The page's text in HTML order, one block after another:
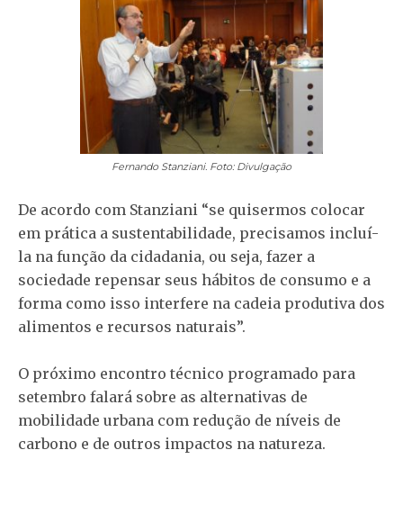
Fernando Stanziani. Foto: Divulgação
De acordo com Stanziani “se quisermos colocar
em prática a sustentabilidade, precisamos incluí-
la na função da cidadania, ou seja, fazer a
sociedade repensar seus hábitos de consumo e a
forma como isso interfere na cadeia produtiva dos
alimentos e recursos naturais”.
O próximo encontro técnico programado para
setembro falará sobre as alternativas de
mobilidade urbana com redução de níveis de
carbono e de outros impactos na natureza.